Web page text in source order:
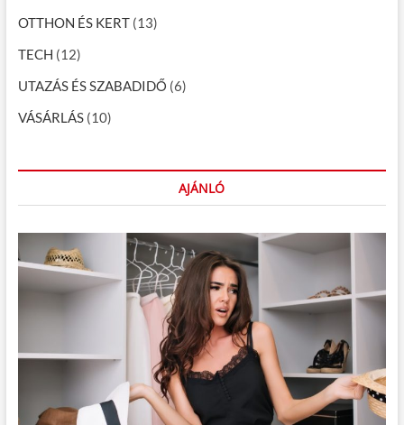
OTTHON ÉS KERT(13)
TECH (12)
UTAZÁS ÉS SZABADIDŐ (6)
VÁSÁRLÁS(10)
AJÁNLÓ